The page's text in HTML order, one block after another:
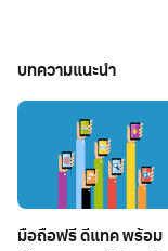
บทความแนะนำ
มือถือฟรี ดีแทค พร้อม